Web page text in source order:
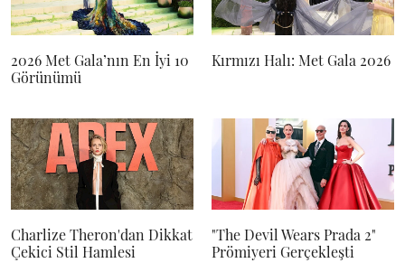
2026 Met Gala’nın En İyi 10
Görünümü
Kırmızı Halı: Met Gala 2026
Charlize Theron'dan Dikkat
Çekici Stil Hamlesi
"The Devil Wears Prada 2"
Prömiyeri Gerçekleşti